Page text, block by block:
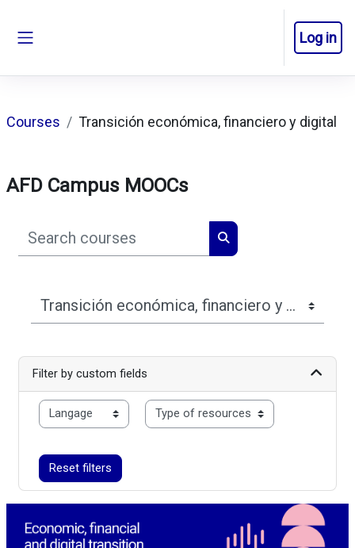
Log in
Courses Transición económica, financiero y digital
AFD Campus MOOCs
Search courses
Search courses
Course categories
Filter by custom fields
langue typo
Reset filters